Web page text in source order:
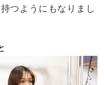
つようにもなりまし